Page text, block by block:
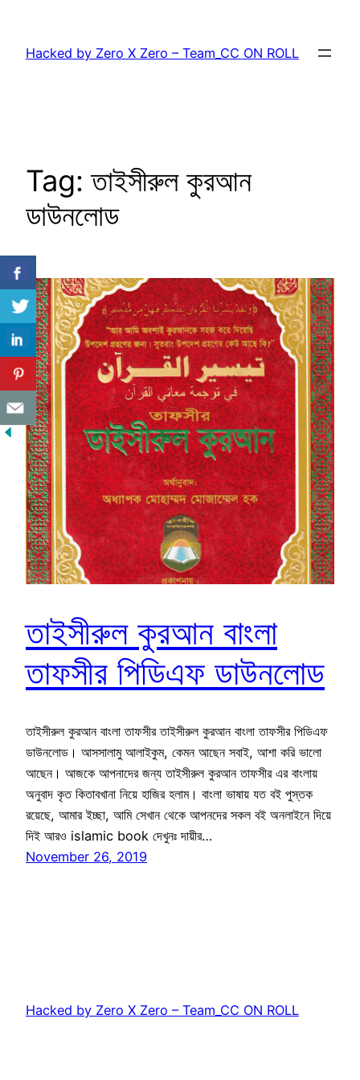
content
Hacked by Zero X Zero – Team_CC ON ROLL
Tag:তাইসীরুল কুরআন
ডাউনলোড
তাইসীরুল কুরআন বাংলা
তাফসীর পিডিএফ ডাউনলোড
তাইসীরুল কুরআন বাংলা তাফসীর তাইসীরুল কুরআন বাংলা তাফসীর পিডিএফ
ডাউনলোড। আসসালামু আলাইকুম, কেমন আছেন সবাই, আশা করি ভালো
আছেন। আজকে আপনাদের জন্য তাইসীরুল কুরআন তাফসীর এর বাংলায়
অনুবাদ কৃত কিতাবখানা নিয়ে হাজির হলাম। বাংলা ভাষায় যত বই পুস্তক
রয়েছে, আমার ইচ্ছা, আমি সেখান থেকে আপনদের সকল বই অনলাইনে দিয়ে
দিই আরও islamic book দেখুনঃ দায়ীর…
November 26, 2019
Hacked by Zero X Zero – Team_CC ON ROLL